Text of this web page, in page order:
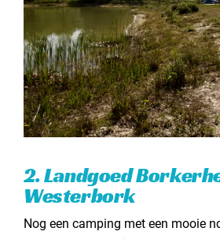
2. Landgoed
Westerbork
Nog een camping met een mooie